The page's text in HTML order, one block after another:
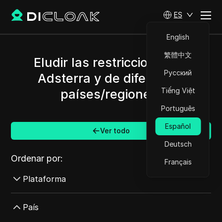
ES
English
繁體中文
Русский
Tiếng Việt
Português
Español
Deutsch
Français
Eludir las restricciones de
Adsterra y de diferentes
países/regiones.
Ver todo
Ordenar por:
Plataforma
AdMob
País